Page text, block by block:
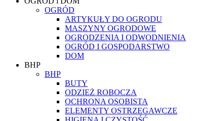
OGRÓD
ARTYKUŁY DO OGRODU
MASZYNY OGRODOWE
OGRODZENIA I ODWODNIENIA
OGRÓD I GOSPODARSTWO
DOM
BHP
BHP
BUTY
ODZIEŻ ROBOCZA
OCHRONA OSOBISTA
ELEMENTY OSTRZEGAWCZE